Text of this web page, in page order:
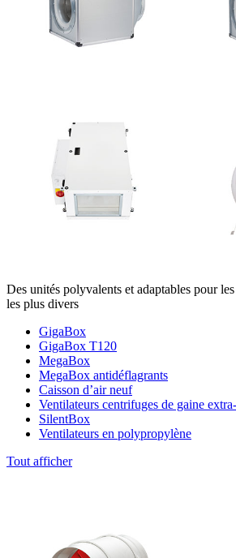
Des unités polyvalents et adaptables pour
les plus divers
GigaBox
GigaBox T120
MegaBox
MegaBox antidéflagrants
Caisson d’air neuf
Ventilateurs centrifuges de gaine
SilentBox
Ventilateurs en polypropylène
Tout afficher